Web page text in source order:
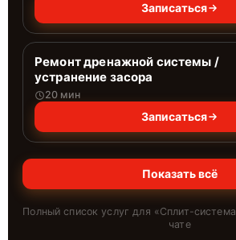
Записаться
Ремонт дренажной системы /
устранение засора
20 мин
Записаться
Показать всё
Полный список услуг для «Сплит-система
чате